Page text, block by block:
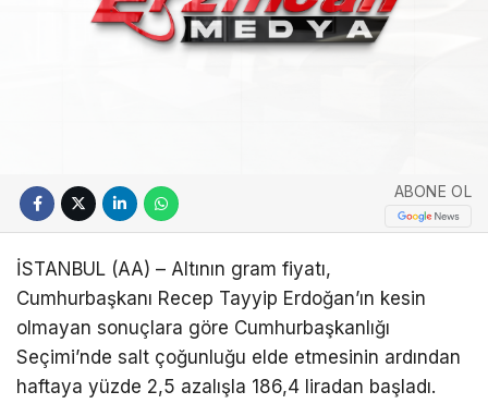
ABONE OL
İSTANBUL (AA) – Altının gram fiyatı,
Cumhurbaşkanı Recep Tayyip Erdoğan’ın kesin
olmayan sonuçlara göre Cumhurbaşkanlığı
Seçimi’nde salt çoğunluğu elde etmesinin ardından
haftaya yüzde 2,5 azalışla 186,4 liradan başladı.